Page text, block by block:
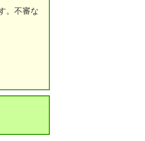
。不審な